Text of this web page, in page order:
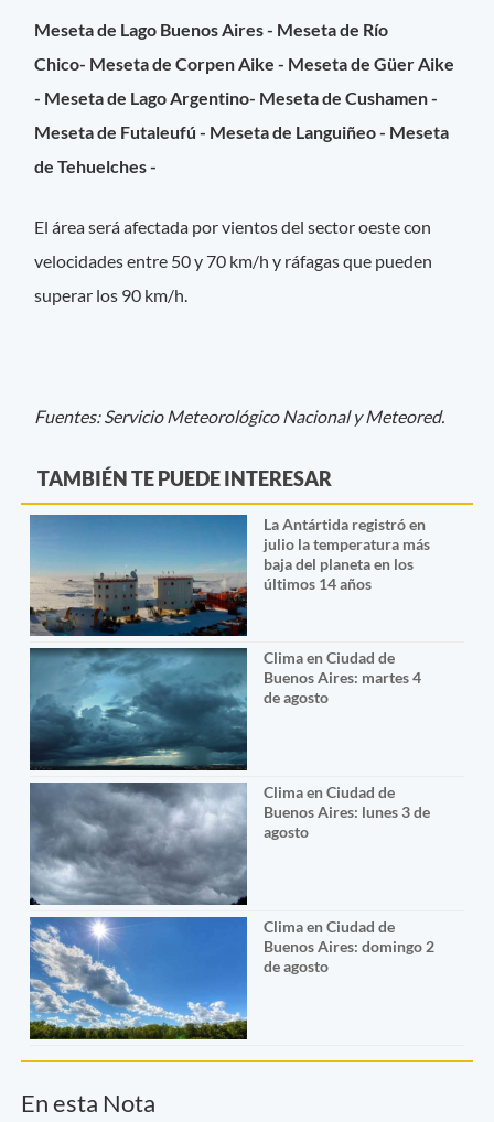
Meseta de Lago Buenos Aires - Meseta de Río
Chico- Meseta de Corpen Aike - Meseta de Güer Aike
- Meseta de Lago Argentino- Meseta de Cushamen -
Meseta de Futaleufú - Meseta de Languiñeo - Meseta
de Tehuelches -
El área será afectada por vientos del sector oeste con
velocidades entre 50 y 70 km/h y ráfagas que pueden
superar los 90 km/h.
Fuentes: Servicio Meteorológico Nacional y Meteored.
TAMBIÉN TE PUEDE INTERESAR
La Antártida registró en
julio la temperatura más
baja del planeta en los
últimos 14 años
Clima en Ciudad de
Buenos Aires: martes 4
de agosto
Clima en Ciudad de
Buenos Aires: lunes 3 de
agosto
Clima en Ciudad de
Buenos Aires: domingo 2
de agosto
En esta Nota